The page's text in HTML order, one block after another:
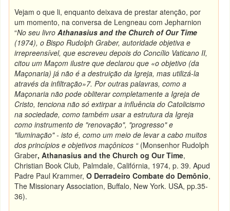
Vejam o que li, enquanto deixava de prestar atenção, por
um momento, na conversa de Lengneau com Jepharnion
“No seu livroAthanasius and the Church of Our Time
(1974), o Bispo Rudolph Graber, autoridade objetiva e
irrepreensível, que escreveu depois do Concílio Vaticano II,
citou um Maçom ilustre que declarou que «o objetivo (da
Maçonaria) já não é a destruição da Igreja, mas utilizá-la
através da infiltração»7. Por outras palavras, como a
Maçonaria não pode obliterar completamente a Igreja de
Cristo, tenciona não só extirpar a influência do Catolicismo
na sociedade, como também usar a estrutura da Igreja
como instrumento de "renovação", "progresso" e
"iluminação" - isto é, como um meio de levar a cabo muitos
dos princípios e objetivos maçônicos “(Monsenhor Rudolph
Graber, Athanasius and the Church og Our Time,
Christian Book Club, Palmdale, Califórnia, 1974, p. 39. Apud
Padre Paul Krammer, O Derradeiro Combate do Demônio,
The Missionary Association, Buffalo, New York. USA, pp.35-
36).